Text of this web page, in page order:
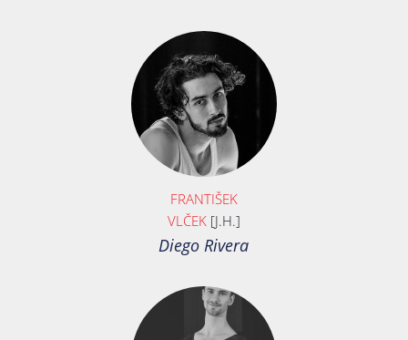
FRANTIŠEK
VLČEK[J.H.]
Diego Rivera